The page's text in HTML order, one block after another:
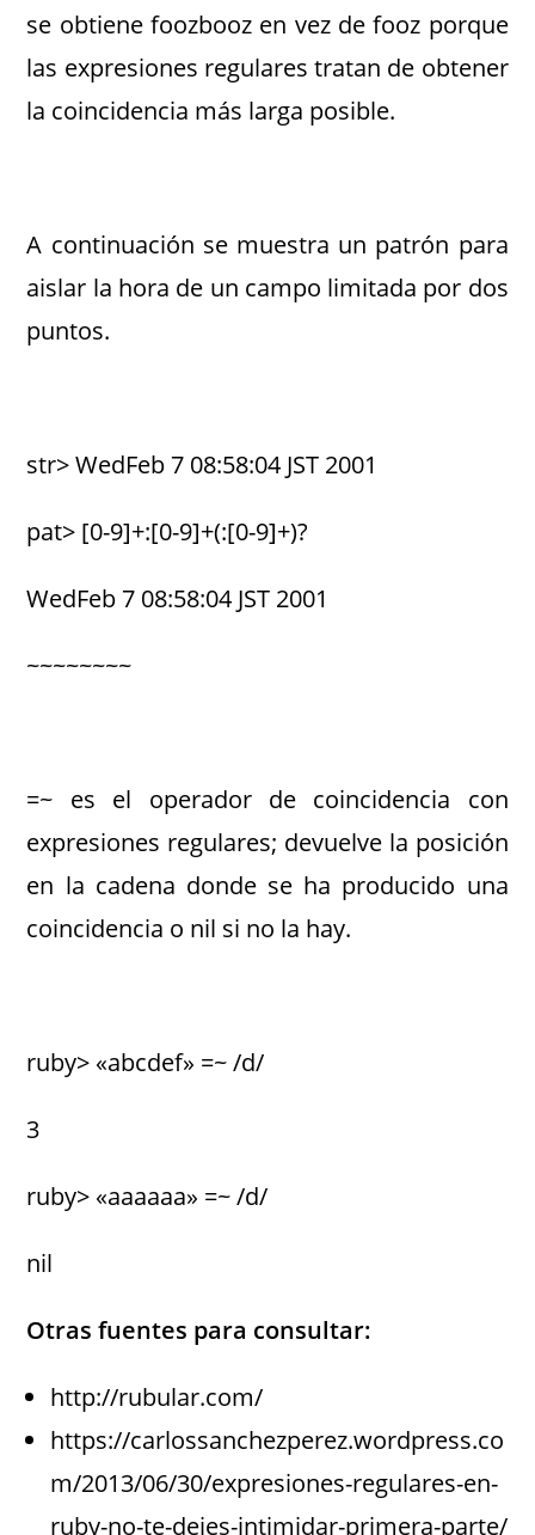
se obtiene foozbooz en vez de fooz porque
las expresiones regulares tratan de obtener
la coincidencia más larga posible.
A continuación se muestra un patrón para
aislar la hora de un campo limitada por dos
puntos.
str> WedFeb 7 08:58:04 JST 2001
pat> [0-9]+:[0-9]+(:[0-9]+)?
WedFeb 7 08:58:04 JST 2001
~~~~~~~~
=~ es el operador de coincidencia con
expresiones regulares; devuelve la posición
en la cadena donde se ha producido una
coincidencia o nil si no la hay.
ruby> «abcdef» =~ /d/
3
ruby> «aaaaaa» =~ /d/
nil
Otras fuentes para consultar:
http://rubular.com/
https://carlossanchezperez.wordpress.co
m/2013/06/30/expresiones-regulares-en-
ruby-no-te-dejes-intimidar-primera-parte/